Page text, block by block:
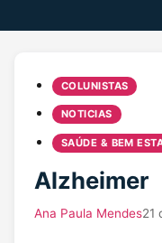
COLUNISTAS
NOTICIAS
SAÚDE & BEM
Alzheimer
Ana Paula Mendes21